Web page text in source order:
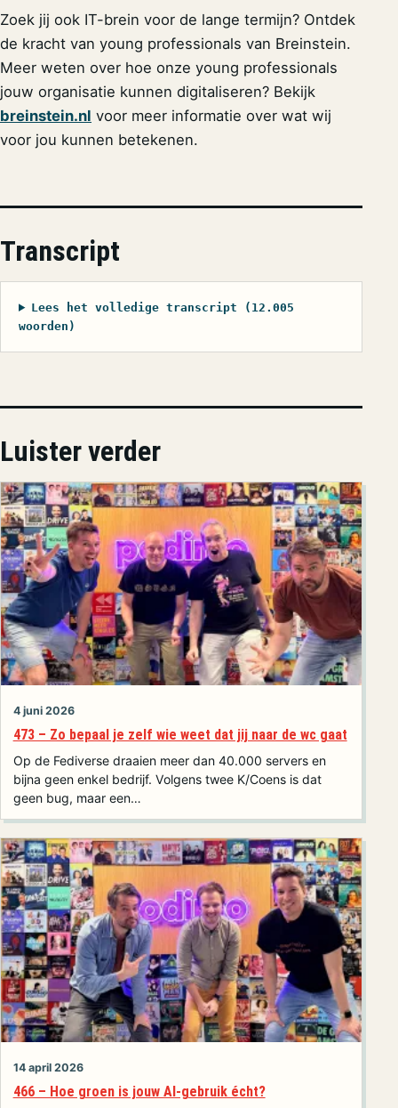
Zoek jij ook IT-brein voor de lange termijn? Ontdek
de kracht van young professionals van Breinstein.
Meer weten over hoe onze young professionals
jouw organisatie kunnen digitaliseren? Bekijk
breinstein.nl voor meer informatie over wat wij
voor jou kunnen betekenen.
Transcript
Lees het volledige transcript (12.005
woorden)
Luister verder
4 juni 2026
473 – Zo bepaal je zelf wie weet dat jij naar de wc gaat
Op de Fediverse draaien meer dan 40.000 servers en
bijna geen enkel bedrijf. Volgens twee K/Coens is dat
geen bug, maar een…
14 april 2026
466 – Hoe groen is jouw AI-gebruik écht?